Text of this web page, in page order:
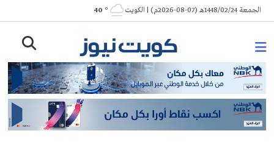
Skip
to
الجمعة 1448/02/24هـ (07-08-2026م) | الكويت ° 40